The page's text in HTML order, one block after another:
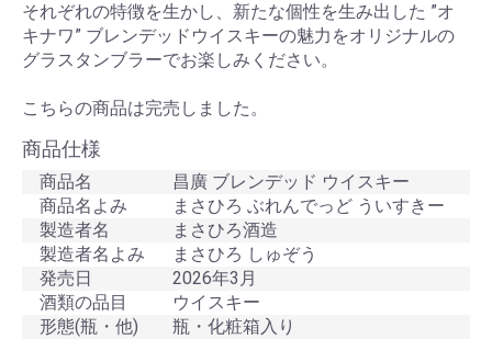
それぞれの特徴を生かし、新たな個性を生み出した ”オ
キナワ” ブレンデッドウイスキーの魅力をオリジナルの
グラスタンブラーでお楽しみください。
こちらの商品は完売しました。
商品仕様
商品名
昌廣 ブレンデッド ウイスキー
商品名よみ
まさひろ ぶれんでっど ういすきー
製造者名
まさひろ酒造
製造者名よみ
まさひろ しゅぞう
発売日
2026年3月
酒類の品目
ウイスキー
形態(瓶・他)
瓶・化粧箱入り